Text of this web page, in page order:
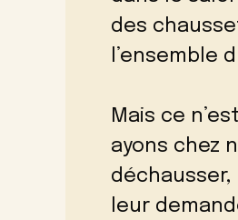
des
l’ensemble
Mais ce
ayons chez
déchausser,
leur